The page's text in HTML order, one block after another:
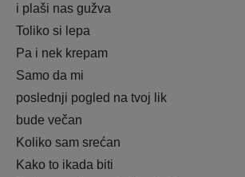
i plaši nas gužva
Toliko si lepa
Pa i nek krepam
Samo da mi
poslednji pogled na tvoj lik
bude večan
Koliko sam srećan
Kako to ikada biti